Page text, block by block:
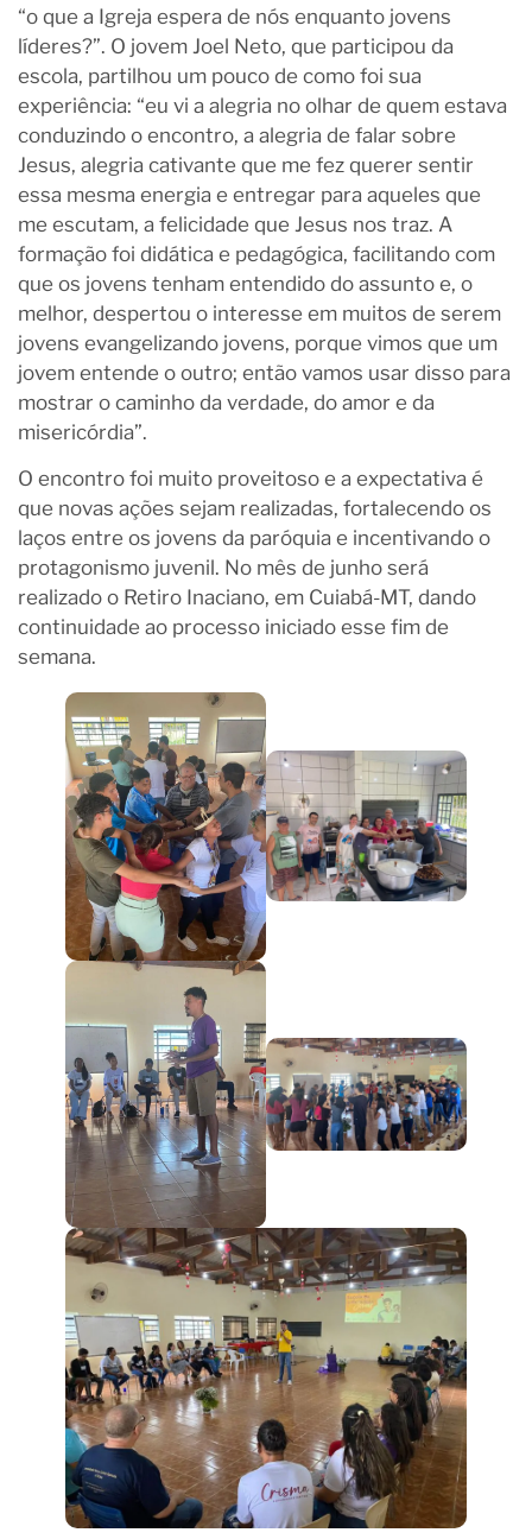
“o que a Igreja espera de nós enquanto jovens
líderes?”. O jovem Joel Neto, que participou da
escola, partilhou um pouco de como foi sua
experiência: “eu vi a alegria no olhar de quem estava
conduzindo o encontro, a alegria de falar sobre
Jesus, alegria cativante que me fez querer sentir
essa mesma energia e entregar para aqueles que
me escutam, a felicidade que Jesus nos traz. A
formação foi didática e pedagógica, facilitando com
que os jovens tenham entendido do assunto e, o
melhor, despertou o interesse em muitos de serem
jovens evangelizando jovens, porque vimos que um
jovem entende o outro; então vamos usar disso para
mostrar o caminho da verdade, do amor e da
misericórdia”.
O encontro foi muito proveitoso e a expectativa é
que novas ações sejam realizadas, fortalecendo os
laços entre os jovens da paróquia e incentivando o
protagonismo juvenil. No mês de junho será
realizado o Retiro Inaciano, em Cuiabá-MT, dando
continuidade ao processo iniciado esse fim de
semana.